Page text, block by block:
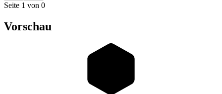
Seite 1 von 0
Vorschau